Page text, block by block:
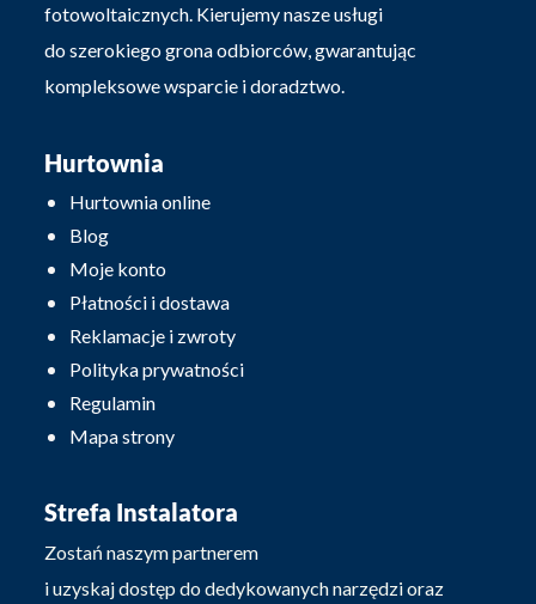
fotowoltaicznych. Kierujemy nasze usługi
do szerokiego grona odbiorców, gwarantując
kompleksowe wsparcie i doradztwo.
Hurtownia
Hurtownia online
Blog
Moje konto
Płatności i dostawa
Reklamacje i zwroty
Polityka prywatności
Regulamin
Mapa strony
Strefa Instalatora
Zostań naszym partnerem
i uzyskaj dostęp do dedykowanych narzędzi oraz